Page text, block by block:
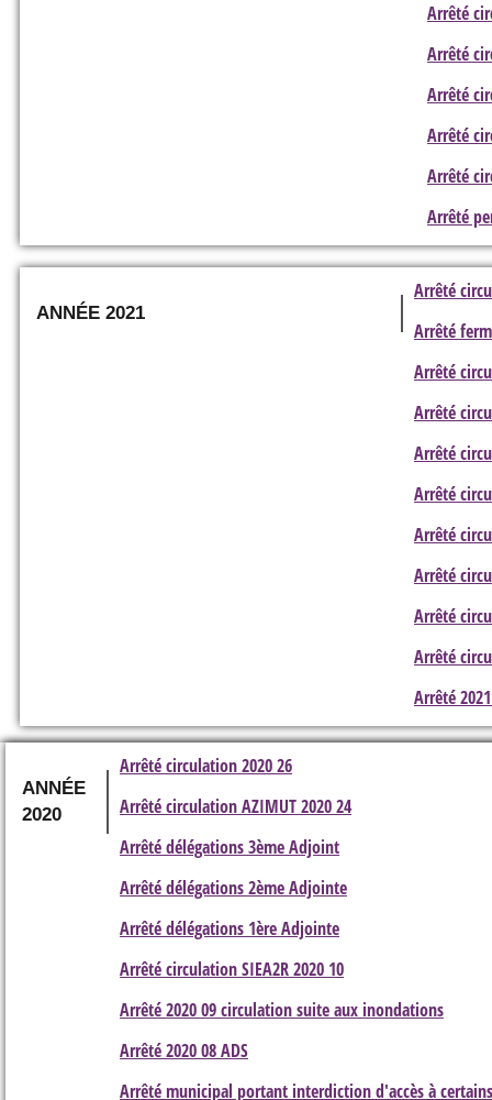
Arrêté
Arrêté
Arrêté
Arrêté
Arrêté
Arrêté
ANNÉE 2021
Arrêté
Arrêté
Arrêté
Arrêté
Arrêté
Arrêté
Arrêté
Arrêté
Arrêté
Arrêté
Arrêté
ANNÉE
2020
Arrêté circulation 2020 26
Arrêté circulation AZIMUT 2020 24
Arrêté délégations 3ème Adjoint
Arrêté délégations 2ème Adjointe
Arrêté délégations 1ère Adjointe
Arrêté circulation SIEA2R 2020 10
Arrêté 2020 09 circulation suite aux inondations
Arrêté 2020 08 ADS
Arrêté municipal portant interdiction d'accès à certains